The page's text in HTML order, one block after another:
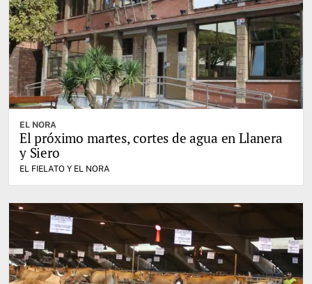
EL NORA
El próximo martes, cortes de agua en Llanera
y Siero
EL FIELATO Y EL NORA